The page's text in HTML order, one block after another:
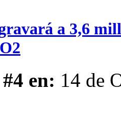
a 3,6
en: 14 de